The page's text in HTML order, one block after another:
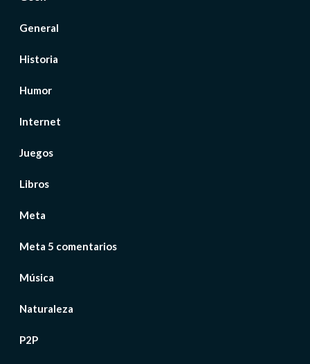
General
Historia
Humor
Internet
Juegos
Libros
Meta
Meta 5 comentarios
Música
Naturaleza
P2P